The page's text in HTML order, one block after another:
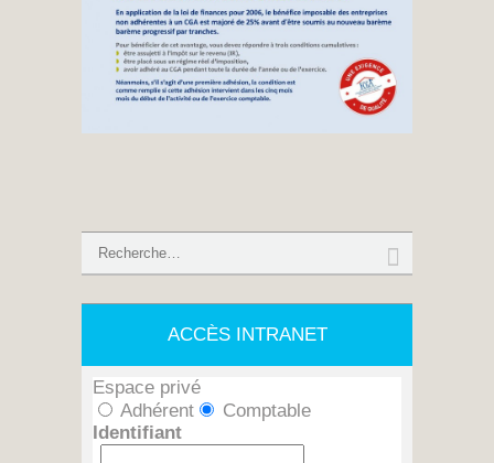
ACCÈS INTRANET
Espace privé
Adhérent
Comptable
Identifiant